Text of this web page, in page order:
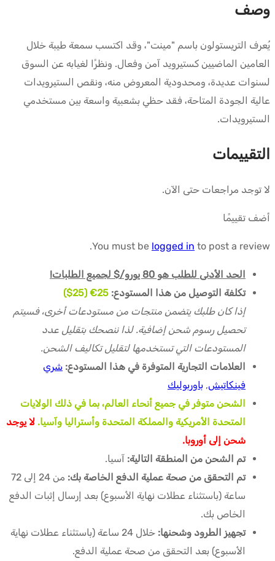
وصف
يُعرف التريستولون باسم "مينت"، وقد اكتسب سمعة طيبة خلال
العامين الماضيين كستيرويد آمن وفعال. ونظرًا لغيابه عن السوق
لسنوات عديدة، ومحدودية المعروض منه، ونقص الستيرويدات
عالية الجودة المتاحة، فقد حظي بشعبية واسعة بين مستخدمي
الستيرويدات.
التقييمات
لا توجد مراجعات حتى الآن.
أضف تقييمًا
You must be logged in to post a review.
الحد الأدنى للطلب هو 80 يورو/$ لجميع الطلبات!
تكلفة التوصيل من هذا المستودع: 25
€ (25$)
إذا كان طلبك يتضمن منتجات من مستودعات أخرى، فسيتم
تحصيل رسوم شحن إضافية. لذا ننصحك بتقليل عدد
المستودعات التي تستخدمها لتقليل تكاليف الشحن.
العلامات التجارية المتوفرة في هذا المستودع: شري
فينكاتيش, باوربوليك
الشحن متوفر في جميع أنحاء العالم، بما في ذلك الولايات
المتحدة الأمريكية والمملكة المتحدة وأستراليا وآسيا. لا يوجد
شحن إلى أوروبا.
تم الشحن من المنطقة التالية: آسيا.
تم التحقق من صحة عملية الدفع الخاصة بك:
من 24 إلى 72
ساعة (باستثناء عطلات نهاية الأسبوع) بعد إرسال إثبات الدفع
الخاص بك.
تجهيز الطرود وشحنها:
خلال 24 ساعة (باستثناء عطلات نهاية
الأسبوع) بعد التحقق من صحة عملية الدفع.